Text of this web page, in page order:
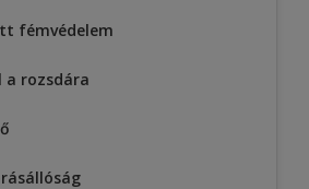
fémvédelem
a rozsdára